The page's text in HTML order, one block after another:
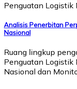
Analisis Penerbitan
Nasional
Ruang lingkup
Penguatan Logistik
Nasional dan